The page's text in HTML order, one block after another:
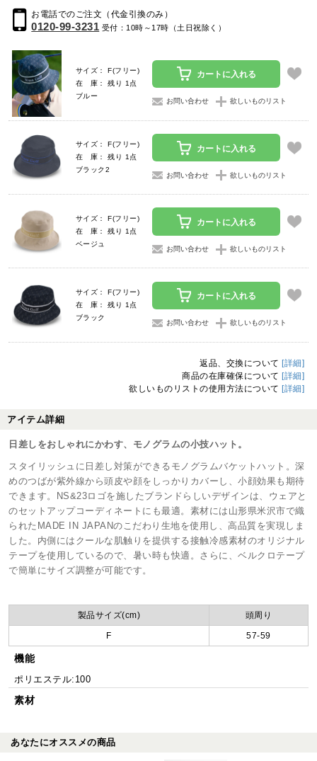
お電話でのご注文（代金引換のみ）
0120-99-3231 受付：10時～17時（土日祝除く）
サイズ： F(フリー)
在 庫： 残り 1点
ブルー
カートに入れる
お問い合わせ 欲しいものリスト
サイズ： F(フリー)
在 庫： 残り 1点
ブラック2
カートに入れる
お問い合わせ 欲しいものリスト
サイズ： F(フリー)
在 庫： 残り 1点
ベージュ
カートに入れる
お問い合わせ 欲しいものリスト
サイズ： F(フリー)
在 庫： 残り 1点
ブラック
カートに入れる
お問い合わせ 欲しいものリスト
返品、交換について [詳細]
商品の在庫確保について [詳細]
欲しいものリストの使用方法について [詳細]
アイテム詳細
日差しをおしゃれにかわす、モノグラムの小技ハット。
スタイリッシュに日差し対策ができるモノグラムバケットハット。深
めのつばが紫外線から頭皮や顔をしっかりカバーし、小顔効果も期待
できます。NS&23ロゴを施したブランドらしいデザインは、ウェアと
のセットアップコーディネートにも最適。素材には山形県米沢市で織
られたMADE IN JAPANのこだわり生地を使用し、高品質を実現しま
した。内側にはクールな肌触りを提供する接触冷感素材のオリジナル
テープを使用しているので、暑い時も快適。さらに、ベルクロテープ
で簡単にサイズ調整が可能です。
製品サイズ(cm) 頭周り
F 57-59
機能
ポリエステル:100
素材
あなたにオススメの商品